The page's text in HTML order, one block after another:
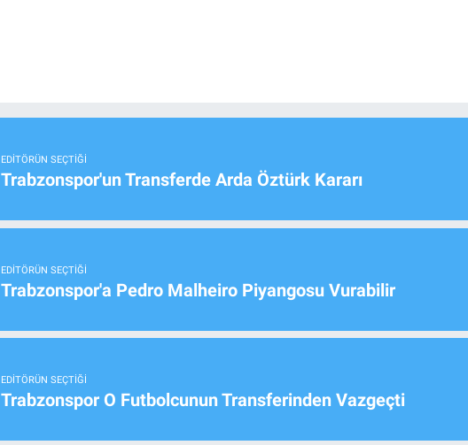
EDITÖRÜN SEÇTIĞI
Trabzonspor'un Transferde Arda Öztürk Kararı
EDITÖRÜN SEÇTIĞI
Trabzonspor'a Pedro Malheiro Piyangosu Vurabilir
EDITÖRÜN SEÇTIĞI
Trabzonspor O Futbolcunun Transferinden Vazgeçti